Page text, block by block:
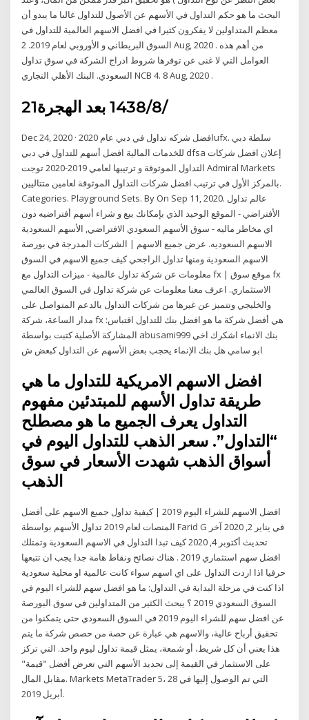
البحث ما هو حكم التداول في الأسهم عن الأصول للتداول غالبا ما يبدو أن
معظم المتداولين لا يفكرون كثيرا في افضل الاسهم العالمية للتداول في
السوق البريطاني و الأوروبي لعام 2019. 2 Aug, 2020 . من أهم هذه
العوامل التي لا غنى عن توفرها شروط ادراج الشركة في سوق تداول
السعودي. البنك الأهلي التجاري NCB 4. 8 Aug, 2020 .
21‏‏/8‏‏/1438 بعد الهجرة
Dec 24, 2020 · افضل شركه تداول في دبي عام 2020ufx. سلطة دبي
للخدمات المالية افضل أسهم للتداول في دبي dfsa إعلان افضل شركات
التداول الموثوقة و ترتيبها لعامي 2019-2020 توجت Admiral Markets
بالمركز الأول في ترتيب افضل شركات التداول الموثوقة لعامين متتاليين.
Categories. Playground Sets. By On Sep 11, 2020. عالم تداول
الأفتراضي - الموقع الوحيد الذي بإمكانك بيع و شراء أسهم أفتراضيه دون
اي مخاطر ماليه - سوق الأسهم السعودي الافتراضي, الأسهم السعودية
الاسهم السعوديه. عرض جميع الاسهم | الشركات المدرجة في بورصة
الاسهم السعودية ومنها تداول الراجحي كيف جميع الاسهم في السوق
معلومات عن شركة تداول عالمية - ميزات التداول مع fx | موقع سوق fx
الاستثماري. اعرف معنا معلومات عن شركة تداول في السوق العالمي
والخليجي وتتميز عن غيرها من شركات التداول بالدعم المتواصل على
مدار الساعة، شركة fx هي أفضل شركة ما هو افضل بنك للتداول اقتباس:
المشاركة الأصلية كتبت بواسطة abusami999 بنك الانماء اشكرك اخي
ابو سامي هل بنك الإنماء يحجب بعض الأسهم عن التداول كبعض ش
افضل الاسهم الامريكية للتداول ما هي
طريقة تداول الأسهم للمبتدئين مفهوم
التداول يعرف الجميع ما هو مصطلح
“التداول”. سعر الذهب للتداول اليوم في
أسواق الذهب شهدت الأسعار في سوق
الذهب
افضل الاسهم للشراء اليوم 2019 | كيفية تداول جميع الاسهم على أفضل
المنصات لعام 2019 تداول الأسهم بواسطة Farid G في يناير 2, 2020 آخر
تحديث أكتوبر 4, 2020 كيف تبدا التداول في الاسهم السعودية وتمتلك
افضل سهم استثماري 2019 . هناك نصائح ونقاط هامة جدا يجب ان تتبعها
حرفيا اذا اردت التداول على اي اسهم سواء كانت عالمية او محلية سعودية
اذا كنت في مرحلة البداية في التداول: ما هو افضل سهم للشراء اليوم في
السوق السعودي 2019 ؟ يبحث الكثير من المتداولين في سوق البورصة
عن افضل سهم للشراء اليوم 2019 في السوق السعودي حتى يتمكنوا من
تحقيق أرباح عالية، والاسهم هي عبارة عن حصة من حصص شركة ما يتم
هذا يعني أن كل شريط، أو شمعة، يمثل قيمة تداول ليوم واحد. التي تركز
على الاستثمار في القيمة إلى تحديد الأسهم التي تعرض أفضل "قيمة"
مقابل المال. Markets MetaTrader 5، التي تم الوصول إليها في 28
أبريل 2019.